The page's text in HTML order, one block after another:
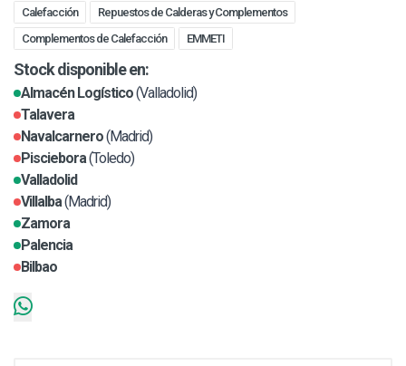
Calefacción
Repuestos de Calderas y Complementos
Complementos de Calefacción
EMMETI
Stock disponible en:
Almacén Logístico(Valladolid)
Talavera
Navalcarnero(Madrid)
Pisciebora(Toledo)
Valladolid
Villalba(Madrid)
Zamora
Palencia
Bilbao